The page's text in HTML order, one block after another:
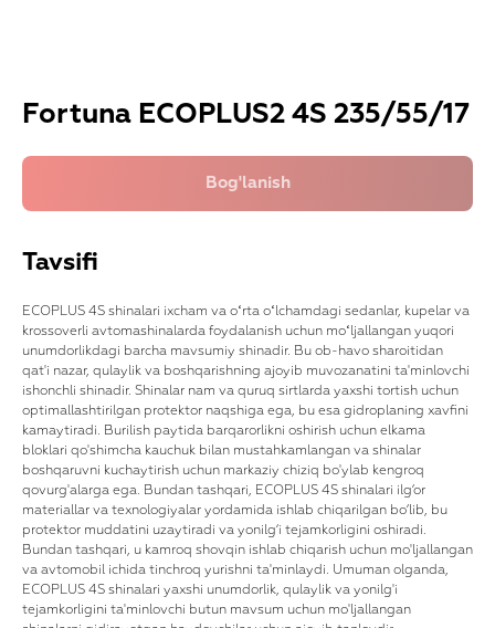
Fortuna ECOPLUS2 4S 235/55/17
Tavsifi
ECOPLUS 4S shinalari ixcham va oʻrta oʻlchamdagi sedanlar, kupelar va
krossoverli avtomashinalarda foydalanish uchun moʻljallangan yuqori
unumdorlikdagi barcha mavsumiy shinadir. Bu ob-havo sharoitidan
qat'i nazar, qulaylik va boshqarishning ajoyib muvozanatini ta'minlovchi
ishonchli shinadir. Shinalar nam va quruq sirtlarda yaxshi tortish uchun
optimallashtirilgan protektor naqshiga ega, bu esa gidroplaning xavfini
kamaytiradi. Burilish paytida barqarorlikni oshirish uchun elkama
bloklari qo'shimcha kauchuk bilan mustahkamlangan va shinalar
boshqaruvni kuchaytirish uchun markaziy chiziq bo'ylab kengroq
qovurg'alarga ega. Bundan tashqari, ECOPLUS 4S shinalari ilg‘or
materiallar va texnologiyalar yordamida ishlab chiqarilgan bo‘lib, bu
protektor muddatini uzaytiradi va yonilg‘i tejamkorligini oshiradi.
Bundan tashqari, u kamroq shovqin ishlab chiqarish uchun mo'ljallangan
va avtomobil ichida tinchroq yurishni ta'minlaydi. Umuman olganda,
ECOPLUS 4S shinalari yaxshi unumdorlik, qulaylik va yonilg'i
tejamkorligini ta'minlovchi butun mavsum uchun mo'ljallangan